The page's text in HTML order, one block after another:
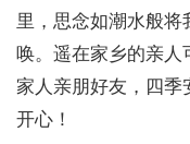
里，思念如潮水般
唤。遥在家乡的亲
家人亲朋好友，四季
开心！